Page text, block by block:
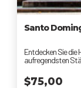
Santo
Entdecken Sie die
aufregendsten
$75,00